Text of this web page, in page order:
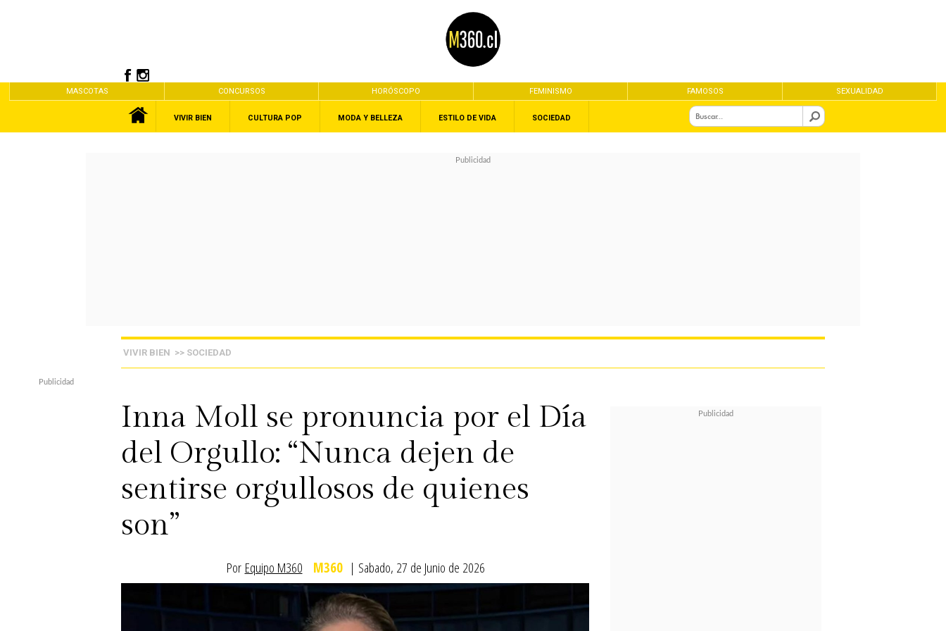
MASCOTAS CONCURSOS HORÓSCOPO FEMINISMO FAMOSOS SEXUALIDAD
VIVIR BIEN CULTURA POP MODA Y BELLEZA ESTILO DE VIDA SOCIEDAD
VIVIR BIEN >> SOCIEDAD
Inna Moll se pronuncia por el Día
del Orgullo: “Nunca dejen de
sentirse orgullosos de quienes
son”
Por Equipo M360 M360 | Sabado, 27 de Junio de 2026